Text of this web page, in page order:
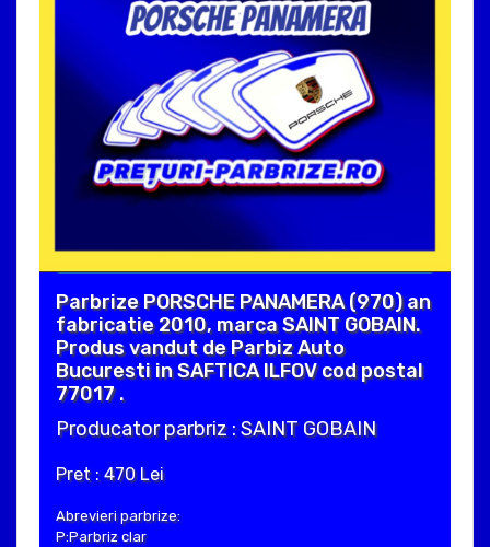
Parbrize PORSCHE PANAMERA (970) an
fabricatie 2010, marca SAINT GOBAIN.
Produs vandut de Parbiz Auto
Bucuresti in SAFTICA ILFOV cod postal
77017 .
Producator parbriz : SAINT GOBAIN
Pret : 470 Lei
Abrevieri parbrize:
P:Parbriz clar